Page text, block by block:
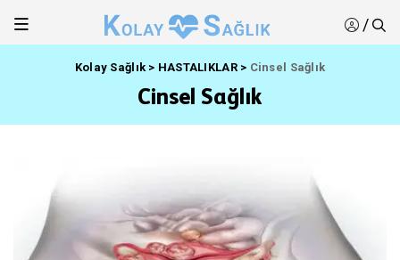
/
Kolay Sağlık> HASTALIKLAR> Cinsel Sağlık
Cinsel Sağlık